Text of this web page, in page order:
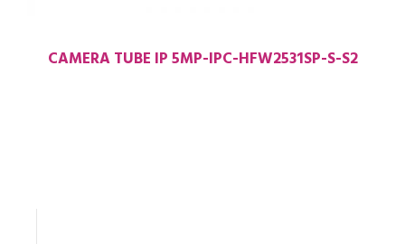
CAMERA TUBE IP 5MP-IPC-HFW2531SP-S-S2